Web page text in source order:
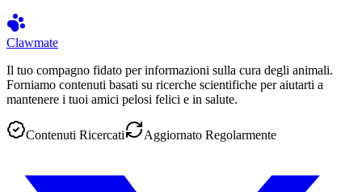
Clawmate
Il tuo compagno fidato per informazioni sulla cura degli animali.
Forniamo contenuti basati su ricerche scientifiche per aiutarti a
mantenere i tuoi amici pelosi felici e in salute.
Contenuti Ricercati Aggiornato Regolarmente